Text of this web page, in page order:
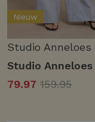
Nieuw
Studio Anneloes
79.97 159.95